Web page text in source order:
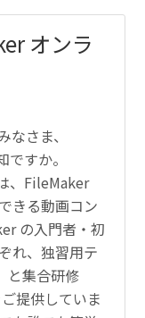
オンラ
さま、
すか。
、FileMaker
きる動画コン
の入門者・初
れ、独習用テ
と集合研修
提供していま